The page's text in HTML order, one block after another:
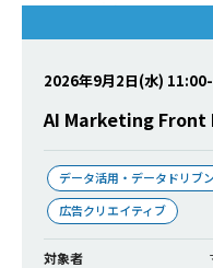
2026年9月2日(水)
AI Marketing Front
データ活用・データドリブン
広告クリエイティブ
対象者